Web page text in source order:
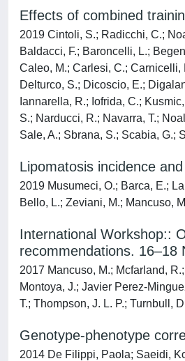
Effects of combined
2019 Cintoli, S.; Radicchi, C.;
Baldacci, F.; Baroncelli, L.;
Caleo, M.; Carlesi, C.; Carnicelli,
Delturco, S.; Dicoscio, E.;
Iannarella, R.; Iofrida, C.;
S.; Narducci, R.; Navarra, T.;
Sale, A.; Sbrana, S.; Scabia, G.;
Lipomatosis incidence
2019 Musumeci, O.; Barca, E.;
Bello, L.; Zeviani, M.; Mancuso,
International Workshop::
recommendations. 16–18
2017 Mancuso, M.; Mcfarland,
Montoya, J.; Javier Perez-
T.; Thompson, J. L. P.; Turnbull,
Genotype-phenotype
2014 De Filippi, Paola; Saeidi,